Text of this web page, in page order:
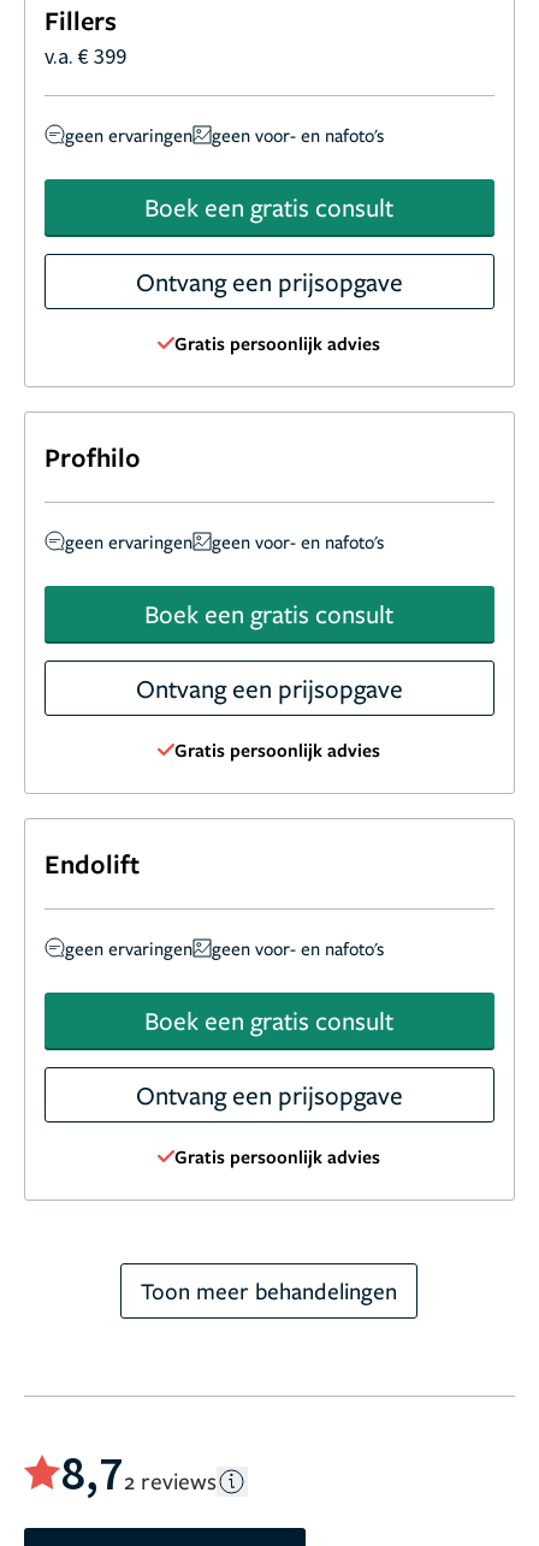
Fillers
v.a. € 399
geen ervaringen geen voor- en nafoto's
Boek een gratis consult
Ontvang een prijsopgave
Gratis persoonlijk advies
Profhilo
geen ervaringen geen voor- en nafoto's
Boek een gratis consult
Ontvang een prijsopgave
Gratis persoonlijk advies
Endolift
geen ervaringen geen voor- en nafoto's
Boek een gratis consult
Ontvang een prijsopgave
Gratis persoonlijk advies
Toon meer behandelingen
8,72 reviews